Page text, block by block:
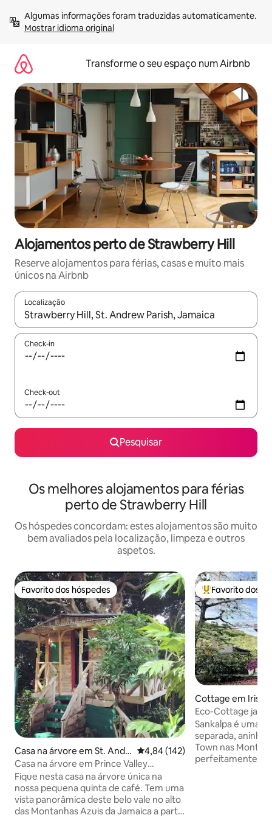
para
Mostrar idioma original
Transforme o seu espaço num Airbnb
Alojamentos perto de Strawberry Hill
Reserve alojamentos para férias, casas e muito mais
únicos na Airbnb
Localização
Quando os resultados estiverem disponíveis, navegue com
Check-in
Check-out
Pesquisar
Os melhores alojamentos para férias
perto de Strawberry Hill
Os hóspedes concordam: estes alojamentos são muito
bem avaliados pela localização, limpeza e outros
aspetos.
Favorito dos hóspedes
Favorito dos hóspedes
Casa na árvore em St. Andr
ew Parish
Classificação média de 4,84 em
4,84 (142)
Casa na árvore em Prince Valley
Guesthouse
Fique nesta casa na árvore única na
nossa pequena quinta de café. Tem uma
vista panorâmica deste belo vale no alto
das Montanhas Azuis da Jamaica a partir
Favoritos dos
Favorito dos
Cottage em Irish
Eco-Cottage
Mountains
Sankalpa é uma
separada,
Town nas
perfeitamente